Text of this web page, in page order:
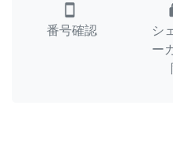
smartphone
番号確認
シ
ー